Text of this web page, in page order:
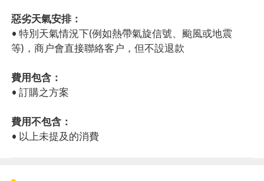
惡劣天氣安排：
• 特別天氣情況下(例如熱帶氣旋信號、颱風或地震
等)，商户會直接聯絡客户，但不設退款
費用包含：
• 訂購之方案
費用不包含：
• 以上未提及的消費